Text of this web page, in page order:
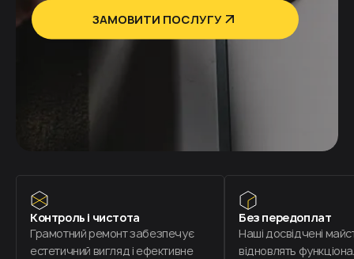
ЗАМОВИТИ ПОСЛУГУ
Контроль і чистота
Грамотний ремонт забезпечує
естетичний вигляд і ефективне
Без передоплат
Наші досвідчені
відновлять